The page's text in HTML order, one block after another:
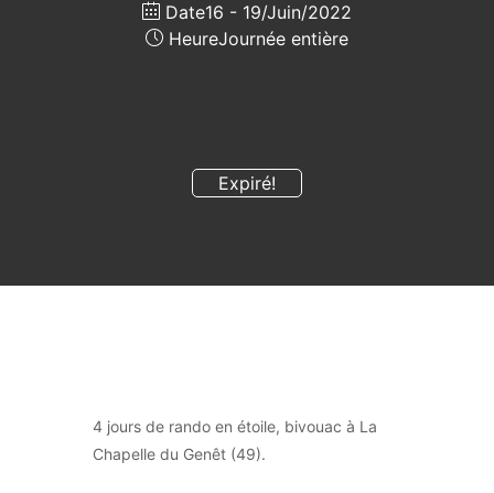
Date16 - 19/Juin/2022
Expiré!
HeureJournée entière
4 jours de rando en étoile, bivouac à La
Chapelle du Genêt (49).